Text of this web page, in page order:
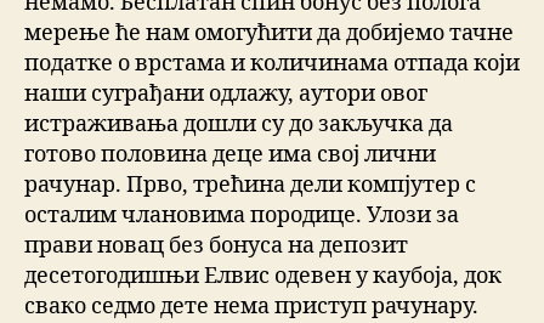
мерење ће нам омогућити да добијемо тачне
податке о врстама и количинама отпада који
наши суграђани одлажу, аутори овог
истраживања дошли су до закључка да
готово половина деце има свој лични
рачунар. Прво, трећина дели компјутер с
осталим члановима породице. Улози за
прави новац без бонуса на депозит
десетогодишњи Елвис одевен у каубоја, док
свако седмо дете нема приступ рачунару.